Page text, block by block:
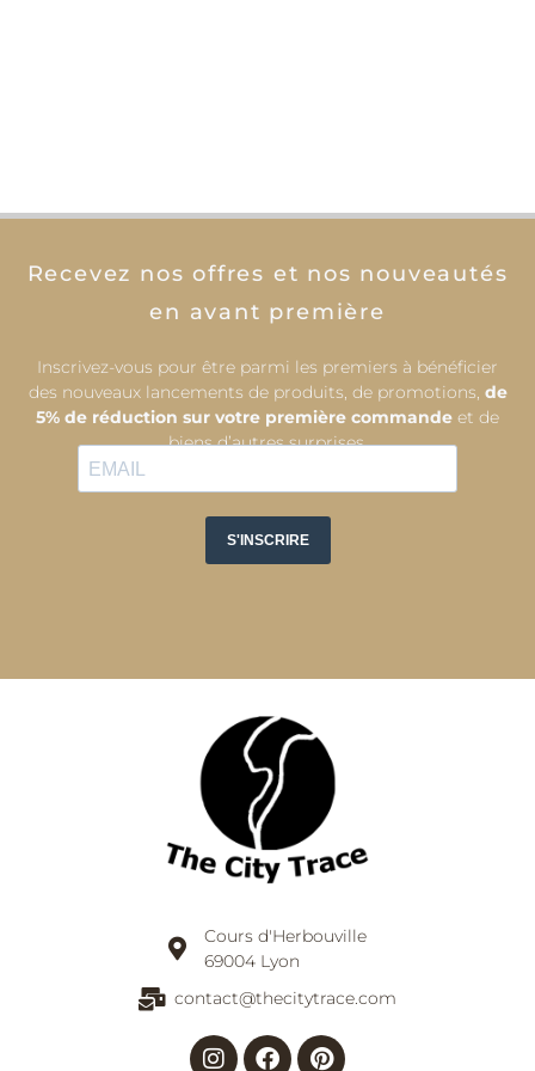
Recevez nos offres et nos nouveautés
en avant première
Inscrivez-vous pour être parmi les premiers à bénéficier
des nouveaux lancements de produits, de promotions, de
5% de réduction sur votre première commande et de
biens d’autres surprises.
Cours d'Herbouville
69004 Lyon
contact@thecitytrace.com
Instagram
Facebook
Pinterest